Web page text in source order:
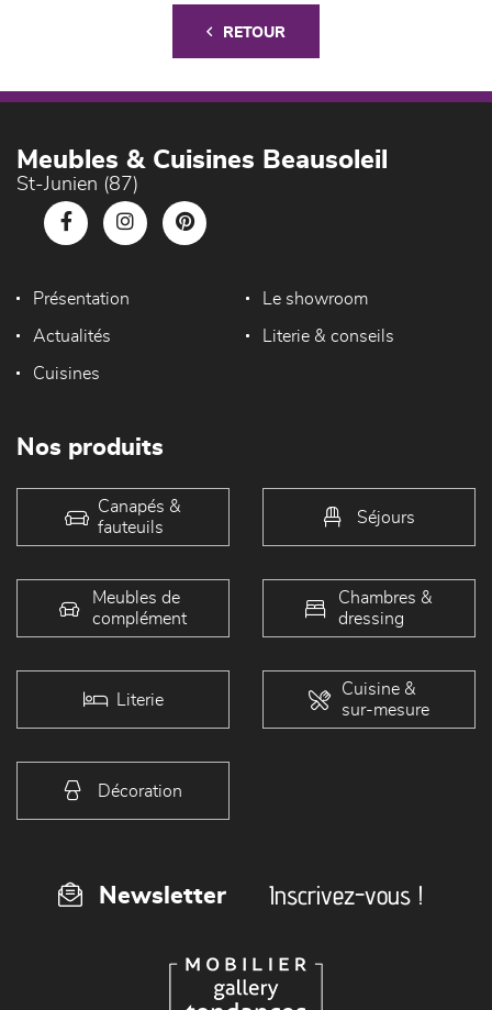
RETOUR
Meubles & Cuisines Beausoleil
St-Junien (87)
Présentation Le showroom
Actualités Literie & conseils
Cuisines
Nos produits
Canapés &
fauteuils
Séjours
Meubles de
complément
Chambres &
dressing
Literie
Cuisine &
sur-mesure
Décoration
Newsletter Inscrivez-vous !